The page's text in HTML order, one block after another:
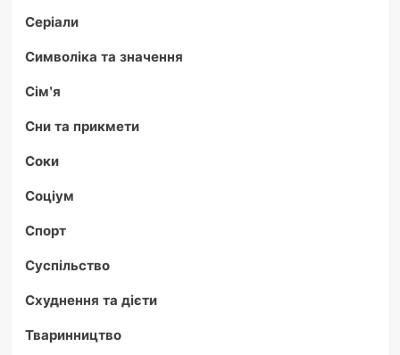
Серіали
Символіка та значення
Сім'я
Сни та прикмети
Соки
Соціум
Спорт
Суспільство
Схуднення та дієти
Тваринництво